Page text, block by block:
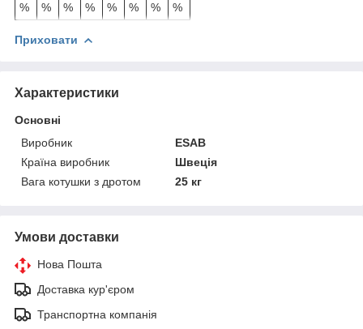
%
%
%
%
%
%
%
%
Приховати
Характеристики
Основні
Виробник
ESAB
Країна виробник
Швеція
Вага котушки з дротом
25 кг
Умови доставки
Нова Пошта
Доставка кур'єром
Транспортна компанія